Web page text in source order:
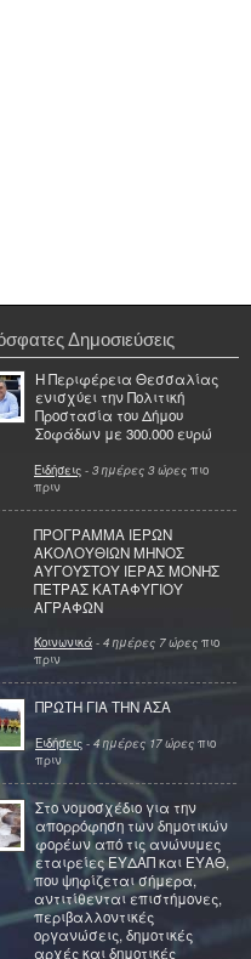
Δημοσιεύσεις
Η Περιφέρεια Θεσσαλίας
ενισχύει την Πολιτική
Προστασία του Δήμου
Σοφάδων με 300.000 ευρώ
Ειδήσεις - 3 ημέρες 3 ώρες πιο
πριν
ΠΡΟΓΡΑΜΜΑ ΙΕΡΩΝ
ΑΚΟΛΟΥΘΙΩΝ ΜΗΝΟΣ
ΑΥΓΟΥΣΤΟΥ ΙΕΡΑΣ ΜΟΝΗΣ
ΠΕΤΡΑΣ ΚΑΤΑΦΥΓΙΟΥ
ΑΓΡΑΦΩΝ
Κοινωνικά - 4 ημέρες 7 ώρες πιο
πριν
ΠΡΩΤΗ ΓΙΑ ΤΗΝ ΑΣΑ
Ειδήσεις - 4 ημέρες 17 ώρες πιο
πριν
Στο νομοσχέδιο για την
απορρόφηση των δημοτικών
φορέων από τις ανώνυμες
εταιρείες ΕΥΔΑΠ και ΕΥΑΘ,
που ψηφίζεται σήμερα,
αντιτίθενται επιστήμονες,
περιβαλλοντικές
οργανώσεις, δημοτικές
αρχές και δημοτικές